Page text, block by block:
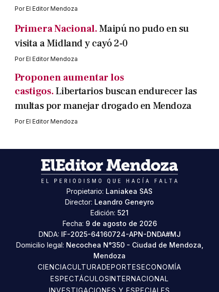
PorEl Editor Mendoza
Primera Nacional.Maipú no pudo en su
visita a Midland y cayó 2-0
PorEl Editor Mendoza
Proponen aumentar los
castigos.Libertarios buscan endurecer las
multas por manejar drogado en Mendoza
PorEl Editor Mendoza
Propietario: Laniakea SAS
Director: Leandro Geneyro
Edición: 521
Fecha: 9 de agosto de 2026
DNDA: IF-2025-64160724-APN-DNDA#MJ
Domicilio legal: Necochea N°350 - Ciudad de Mendoza,
Mendoza
CIENCIACULTURADEPORTESECONOMÍA
ESPECTÁCULOSINTERNACIONAL
INVESTIGACIONES Y ESPECIALES